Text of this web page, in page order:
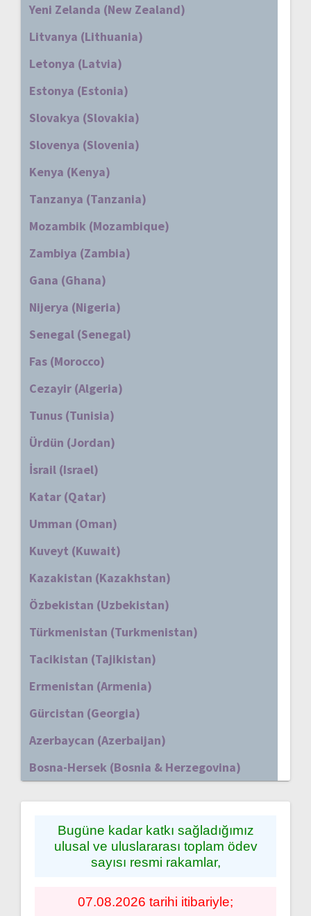
Yeni Zelanda (New Zealand)
Litvanya (Lithuania)
Letonya (Latvia)
Estonya (Estonia)
Slovakya (Slovakia)
Slovenya (Slovenia)
Kenya (Kenya)
Tanzanya (Tanzania)
Mozambik (Mozambique)
Zambiya (Zambia)
Gana (Ghana)
Nijerya (Nigeria)
Senegal (Senegal)
Fas (Morocco)
Cezayir (Algeria)
Tunus (Tunisia)
Ürdün (Jordan)
İsrail (Israel)
Katar (Qatar)
Umman (Oman)
Kuveyt (Kuwait)
Kazakistan (Kazakhstan)
Özbekistan (Uzbekistan)
Türkmenistan (Turkmenistan)
Tacikistan (Tajikistan)
Ermenistan (Armenia)
Gürcistan (Georgia)
Azerbaycan (Azerbaijan)
Bosna-Hersek (Bosnia & Herzegovina)
Bugüne kadar katkı sağladığımız
ulusal ve uluslararası toplam ödev
sayısı resmi rakamlar,
07.08.2026 tarihi itibariyle;